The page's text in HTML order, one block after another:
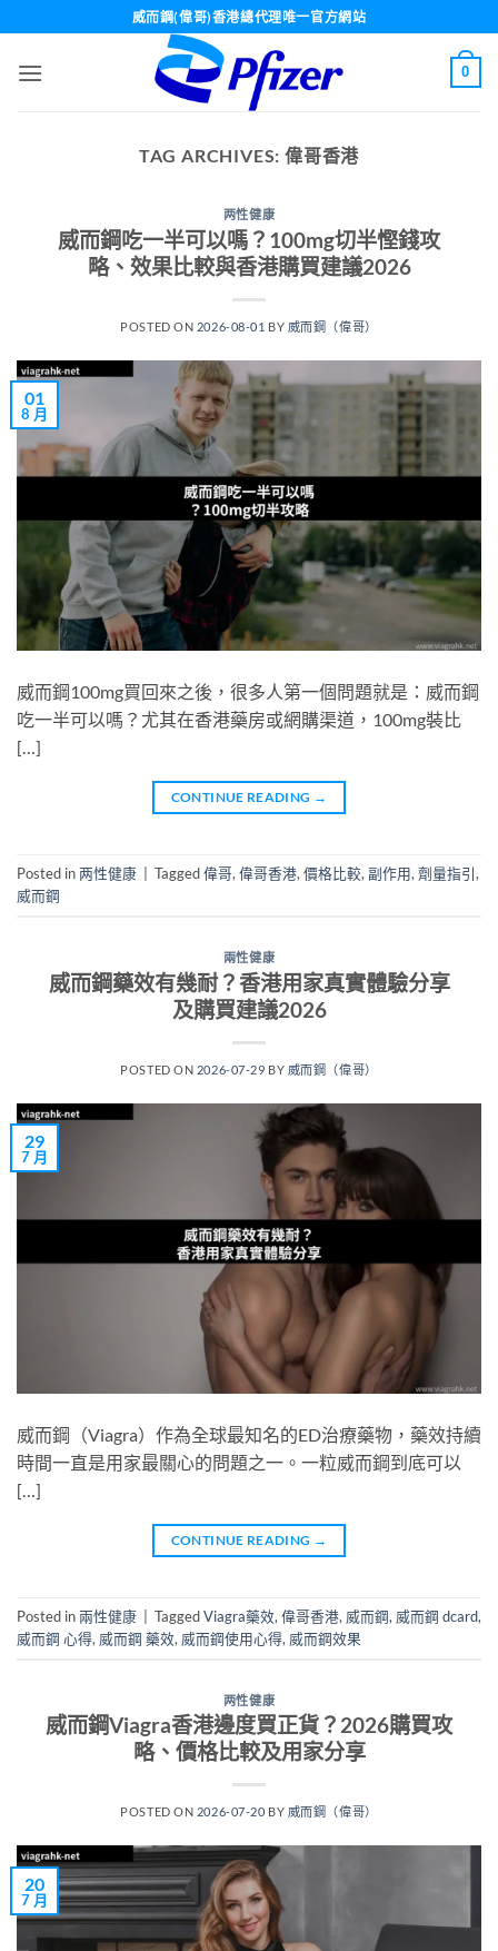
to
content
威而鋼(偉哥)香港總代理唯一官方網站
0
TAG ARCHIVES: 偉哥香港
两性健康
威而鋼吃一半可以嗎？100mg切半慳錢攻
略、效果比較與香港購買建議2026
POSTED ON 2026-08-01 BY 威而鋼（偉哥）
01
8 月
威而鋼100mg買回來之後，很多人第一個問題就是：威而鋼
吃一半可以嗎？尤其在香港藥房或網購渠道，100mg裝比
[…]
CONTINUE READING →
Posted in两性健康 Tagged偉哥,偉哥香港,價格比較,副作用,劑量指引,
威而鋼
兩性健康
威而鋼藥效有幾耐？香港用家真實體驗分享
及購買建議2026
POSTED ON 2026-07-29 BY 威而鋼（偉哥）
29
7 月
威而鋼（Viagra）作為全球最知名的ED治療藥物，藥效持續
時間一直是用家最關心的問題之一。一粒威而鋼到底可以
[…]
CONTINUE READING →
Posted in兩性健康 TaggedViagra藥效, 偉哥香港, 威而鋼, 威而鋼 dcard,
威而鋼 心得, 威而鋼 藥效, 威而鋼使用心得, 威而鋼效果
两性健康
威而鋼Viagra香港邊度買正貨？2026購買攻
略、價格比較及用家分享
POSTED ON 2026-07-20 BY 威而鋼（偉哥）
20
7 月